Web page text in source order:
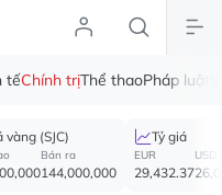
tếChính trịThể thaoPháp luật
vàng (SJC)
Bán ra
144,000,000
Tỷ giá
EUR
29,432.37
USD